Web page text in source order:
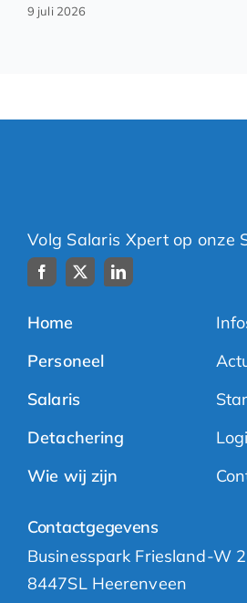
9 juli 2026
Volg Salaris Xpert op onze
Home
Personeel
Salaris
Detachering
Wie wij zijn
Contactgegevens
Businesspark Friesland-W
8447SL Heerenveen